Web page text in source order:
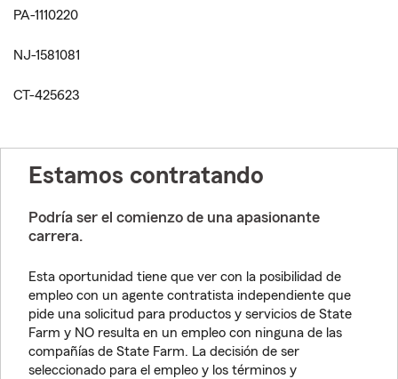
PA-1110220
NJ-1581081
CT-425623
Estamos contratando
Podría ser el comienzo de una apasionante
carrera.
Esta oportunidad tiene que ver con la posibilidad de
empleo con un agente contratista independiente que
pide una solicitud para productos y servicios de State
Farm y NO resulta en un empleo con ninguna de las
compañías de State Farm. La decisión de ser
seleccionado para el empleo y los términos y